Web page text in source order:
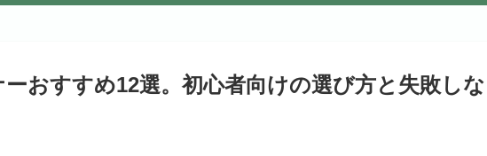
おすすめ12選。初心者向けの選び方と失敗し